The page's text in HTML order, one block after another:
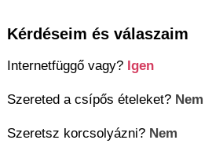
Kérdéseim és válaszaim
Internetfüggő vagy? Igen
Szereted a csípős ételeket? Nem
Szeretsz korcsolyázni? Nem